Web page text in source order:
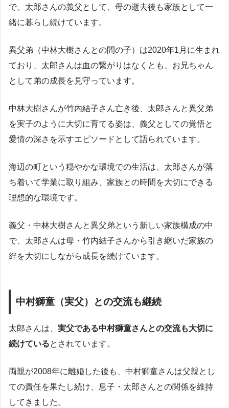
で、太郎さんの義父として、母の逝去後も家族として一
緒に暮らし続けています。
異父弟（中林大樹さんとの間の子）は2020年1月に生まれ
ており、太郎さんは血の繋がりはなくとも、お兄ちゃん
として弟の成長を見守っています。
中林大樹さんが竹内結子さん亡き後、太郎さんと異父弟
を実子のように大切に育てる姿は、義父としての覚悟と
愛情の深さを示すエピソードとして語られています。
海辺の町という穏やかな環境での生活は、太郎さんが落
ち着いて学業に取り組み、家族との時間を大切にできる
理想的な環境です。
義父・中林大樹さんと異父弟という新しい家族構成の中
で、太郎さんは母・竹内結子さんから引き継いだ家族の
絆を大切にしながら成長を続けています。
中村獅童（実父）との交流も継続
太郎さんは、 実父である中村獅童さんとの交流も大切に
続けているとされています。
両親が2008年に離婚した後も、中村獅童さんは父親とし
ての責任を果たし続け、息子・太郎さんとの関係を維持
してきました。